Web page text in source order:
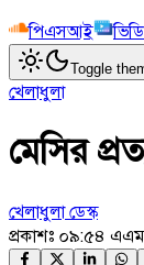
পিএসআই
Toggle
খেলাধুলা
মেসির
খেলাধুলা ডেস্ক
প্রকাশঃ ০৯:৫৪